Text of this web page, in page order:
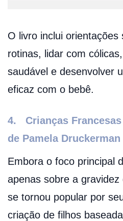
O livro inclui orientações
rotinas, lidar com
saudável e desenvolver
eficaz com o bebê.
4.
Crianças
de Pamela Druckerman
Embora o foco principal
apenas sobre a
se tornou popular por
criação de filhos